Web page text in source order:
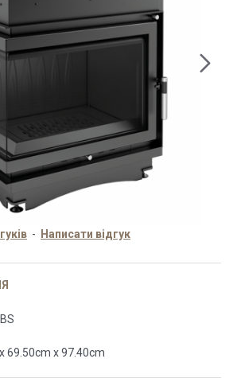
- Написати відгук
69.50cm x 97.40cm